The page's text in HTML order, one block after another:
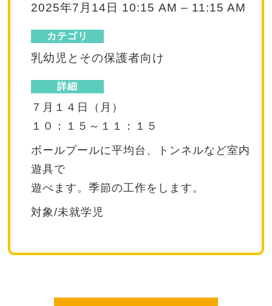
2025年7月14日 10:15 AM – 11:15 AM
カテゴリ
乳幼児とその保護者向け
詳細
７月１４日（月）
１０：１５～１１：１５
ボールプールに平均台、トンネルなど室内
遊具で
遊べます。季節の工作をします。
対象/未就学児